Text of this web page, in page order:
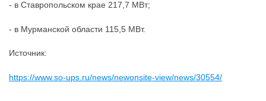
- в Ставропольском крае 217,7 МВт;
- в Мурманской области 115,5 МВт.
Источник:
https://www.so-ups.ru/news/newonsite-view/news/30554/